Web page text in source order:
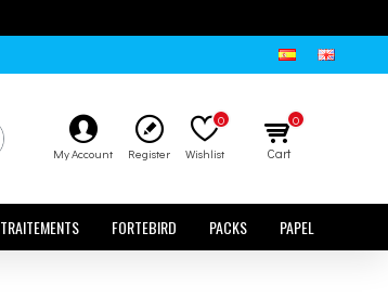
My Account Register Wishlist
0
Cart
0
TRAITEMENTS FORTEBIRD PACKS PAPEL